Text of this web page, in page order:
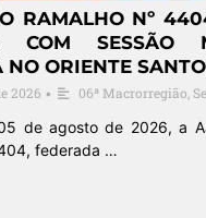
RAMALHO Nº
COM SESSÃO
NO ORIENTE
2026 • 06ª Macrorregião
de agosto de 2026, a
federada …